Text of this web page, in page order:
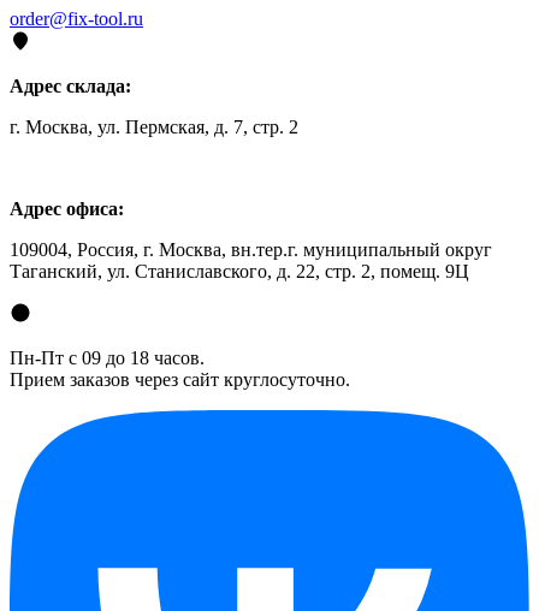
order@fix-tool.ru
Адрес склада:
г. Москва, ул. Пермская, д. 7, стр. 2
Адрес офиса:
109004, Россия, г. Москва, вн.тер.г. муниципальный округ
Таганский, ул. Станиславского, д. 22, стр. 2, помещ. 9Ц
Пн-Пт с 09 до 18 часов.
Прием заказов через сайт круглосуточно.